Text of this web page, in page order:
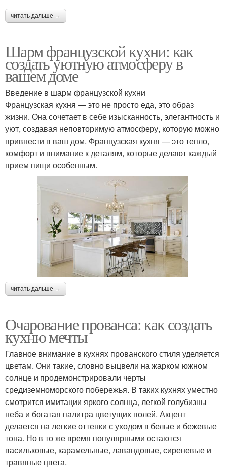
читать дальше →
Шарм французской кухни: как
создать уютную атмосферу в
вашем доме
Введение в шарм французской кухни
Французская кухня — это не просто еда, это образ
жизни. Она сочетает в себе изысканность, элегантность и
уют, создавая неповторимую атмосферу, которую можно
привнести в ваш дом. Французская кухня — это тепло,
комфорт и внимание к деталям, которые делают каждый
прием пищи особенным.
читать дальше →
Очарование прованса: как создать
кухню мечты
Главное внимание в кухнях прованского стиля уделяется
цветам. Они такие, словно выцвели на жарком южном
солнце и продемонстрировали черты
средиземноморского побережья. В таких кухнях уместно
смотрится имитации яркого солнца, легкой голубизны
неба и богатая палитра цветущих полей. Акцент
делается на легкие оттенки с уходом в белые и бежевые
тона. Но в то же время популярными остаются
васильковые, карамельные, лавандовые, сиреневые и
травяные цвета.